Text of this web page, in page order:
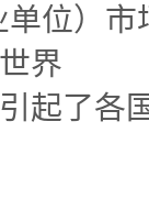
单位）
界
起了各